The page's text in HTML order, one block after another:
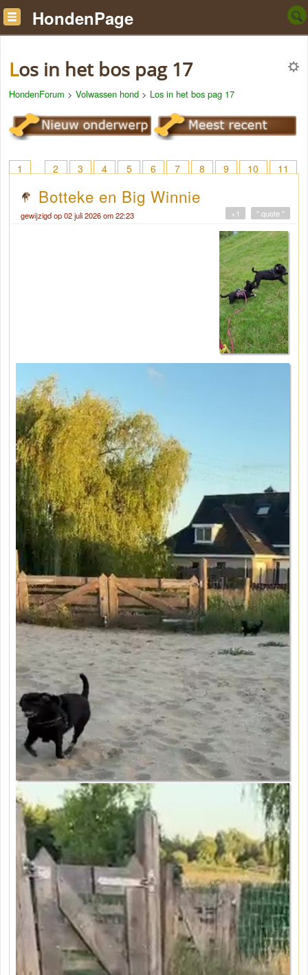
HondenPage
Los in het bos pag 17
HondenForum > Volwassen hond > Los in het bos pag 17
1 2 3 4 5 6 7 8 9 10
11
Botteke en Big Winnie
gewijzigd op 02 juli 2026 om 22:23 " quote "
+1